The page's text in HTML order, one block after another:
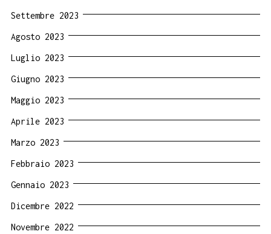
Settembre 2023
Agosto 2023
Luglio 2023
Giugno 2023
Maggio 2023
Aprile 2023
Marzo 2023
Febbraio 2023
Gennaio 2023
Dicembre 2022
Novembre 2022